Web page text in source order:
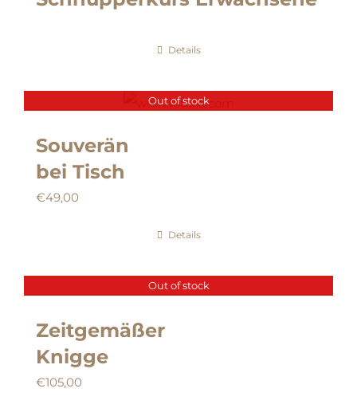
Details
Out of stock
Souverän
bei Tisch
€49,00
Details
Out of stock
Zeitgemäßer
Knigge
€105,00